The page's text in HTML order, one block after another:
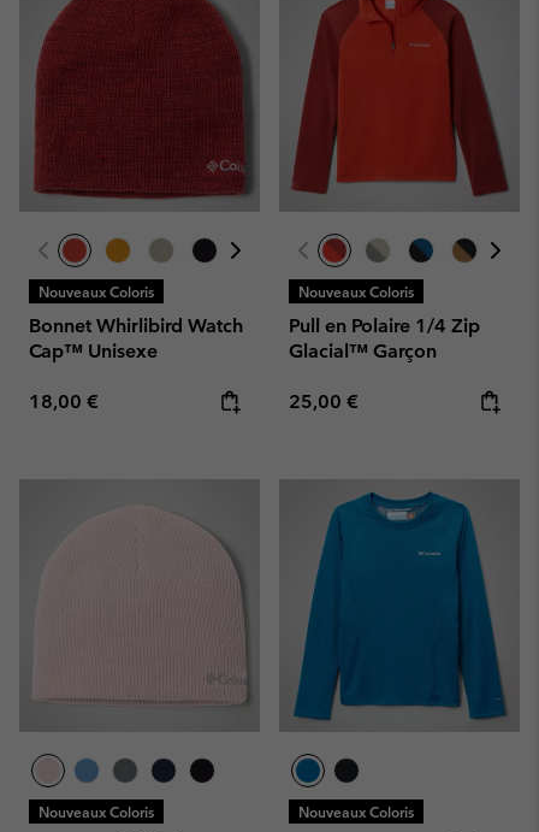
Nouveaux Coloris
Bonnet Whirlibird Watch
Cap™ Unisexe
Regular price:
18,00 €
Nouveaux Coloris
Pull en Polaire 1/4 Zip
Glacial™ Garçon
Regular price:
25,00 €
Nouveaux Coloris Nouveaux Coloris